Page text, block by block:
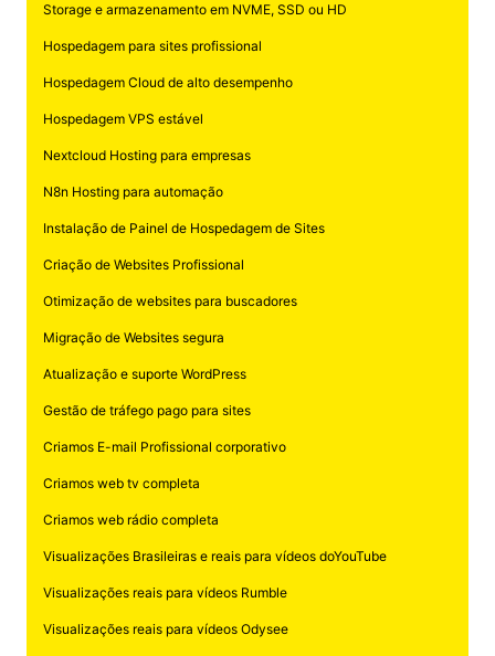
Storage e armazenamento em NVME, SSD ou HD
Hospedagem para sites profissional
Hospedagem Cloud de alto desempenho
Hospedagem VPS estável
Nextcloud Hosting para empresas
N8n Hosting para automação
Instalação de Painel de Hospedagem de Sites
Criação de Websites Profissional
Otimização de websites para buscadores
Migração de Websites segura
Atualização e suporte WordPress
Gestão de tráfego pago para sites
Criamos E-mail Profissional corporativo
Criamos web tv completa
Criamos web rádio completa
Visualizações Brasileiras e reais para vídeos doYouTube
Visualizações reais para vídeos Rumble
Visualizações reais para vídeos Odysee